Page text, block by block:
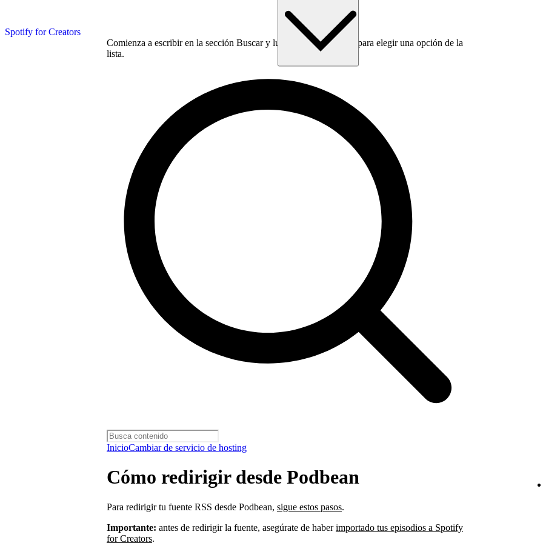
Spotify for Creators
Comienza a escribir en la sección Buscar y luego usa la tecla Tab para elegir una opción de la
lista.
InicioCambiar de servicio de hosting
Cómo redirigir desde Podbean
Para redirigir tu fuente RSS desde Podbean, sigue estos pasos.
Importante: antes de redirigir la fuente, asegúrate de haberimportado tus episodios a Spotify
for Creators.